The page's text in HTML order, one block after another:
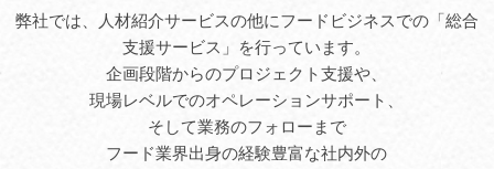
弊社では、人材紹介サービスの他にフードビジネスでの「総合
支援サービス」を行っています。
企画段階からのプロジェクト支援や、
現場レベルでのオペレーションサポート、
そして業務のフォローまで
フード業界出身の経験豊富な社内外の